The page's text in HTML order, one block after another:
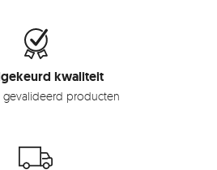
kwaliteit
gevalideerd producten